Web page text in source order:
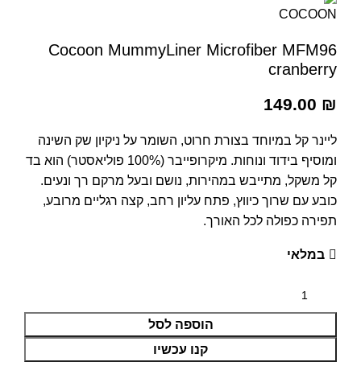
Cocoon MummyLiner Microfiber MFM96
cranberry
149.00 ₪
ליינר קל במיוחד בצורת חרוט, השומר על ניקיון שק השינה
ומוסיף בידוד ונוחות. מיקרופייבר (100% פוליאסטר) הוא בד
קל משקל, מתייבש במהירות, נושם ובעל מרקם רך ונעים.
כובע עם שרוך כיווץ, פתח עליון רחב, קצה רגליים מרובע,
תפירה כפולה לכל האורך.
במלאי
הוספה לסל
קנו עכשיו